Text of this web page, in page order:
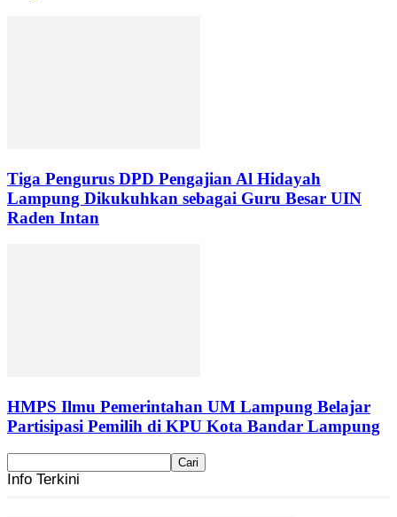
Tiga Pengurus DPD Pengajian Al Hidayah
Lampung Dikukuhkan sebagai Guru Besar UIN
Raden Intan
HMPS Ilmu Pemerintahan UM Lampung Belajar
Partisipasi Pemilih di KPU Kota Bandar Lampung
Info Terkini